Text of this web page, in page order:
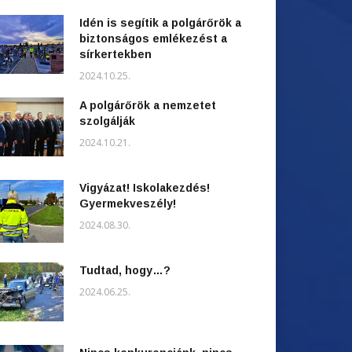
Idén is segítik a polgárőrök a
biztonságos emlékezést a
sírkertekben
2024.10.25.
A polgárőrök a nemzetet
szolgálják
2024.10.21.
Vigyázat! Iskolakezdés!
Gyermekveszély!
2024.08.30.
Tudtad, hogy…?
2024.06.25.